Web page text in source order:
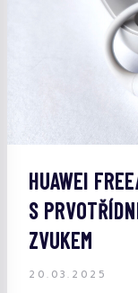
HUAWEI
S
ZVUKEM
20.03.2025